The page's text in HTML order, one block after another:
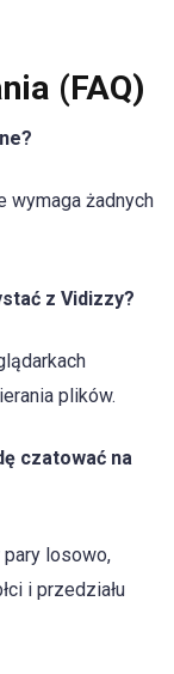
(FAQ)
wymaga żadnych
z Vidizzy?
plików.
czatować na
pary losowo,
i przedziału